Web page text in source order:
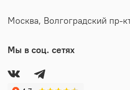
Москва, Волгоградский пр-
Мы в соц. сетях